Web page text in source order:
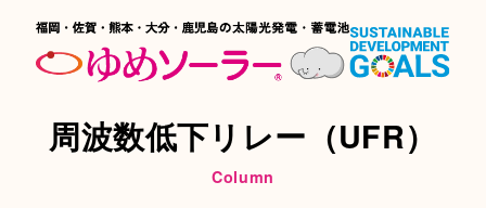
周波数低下リレー（UFR）
Column